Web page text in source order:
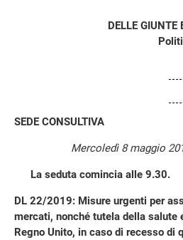
DELLE
SEDE CONSULTIVA
Mercoledì 8 maggio
La seduta comincia alle 9.30.
DL 22/2019: Misure urgenti per
mercati, nonché tutela della
Regno Unito, in caso di recesso di